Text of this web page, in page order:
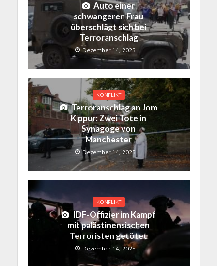
Auto einer
schwangeren Frau
überschlägt sich bei
Terroranschlag
Dezember 14, 2025
KONFLIKT
Terroranschlag an Jom
Kippur: Zwei Tote in
Synagoge von
Manchester
Dezember 14, 2025
KONFLIKT
IDF-Offizier im Kampf
mit palästinensischen
Terroristen getötet
Dezember 14, 2025